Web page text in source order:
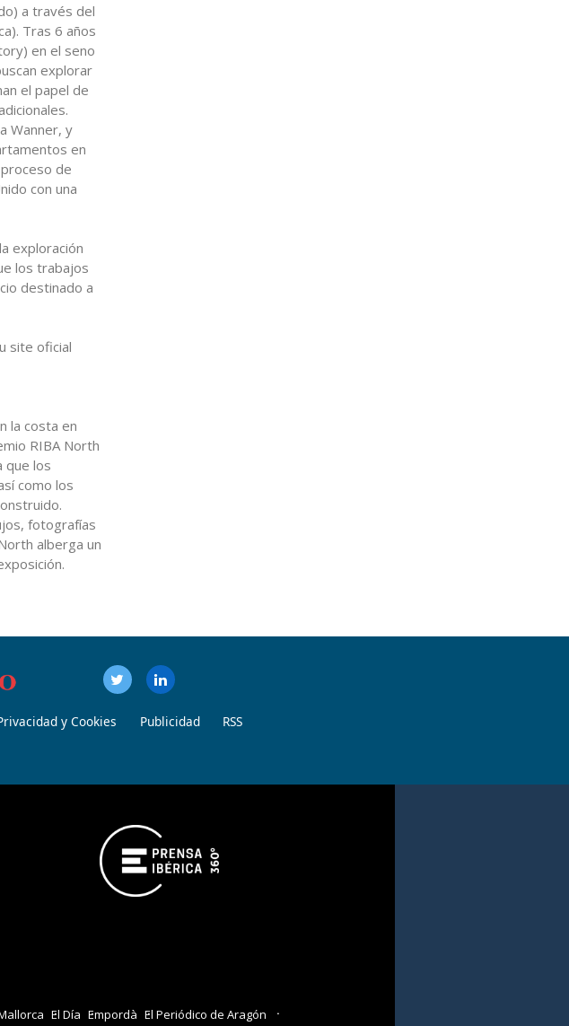
a través del
Tras 6 años
en el seno
explorar
el papel de
Wanner, y
en
de
con una
exploración
los trabajos
destinado a
site oficial
la costa en
RIBA North
que los
como los
fotografías
alberga un
y Cookies Publicidad RSS
El Día Empordà El Periódico de Aragón